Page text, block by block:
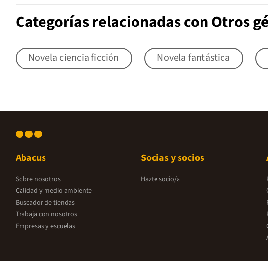
Categorías relacionadas con Otros
Novela ciencia ficción Novela fantástica
Abacus
Sobre nosotros
Calidad y medio ambiente
Buscador de tiendas
Trabaja con nosotros
Empresas y escuelas
Socias y socios
Hazte socio/a